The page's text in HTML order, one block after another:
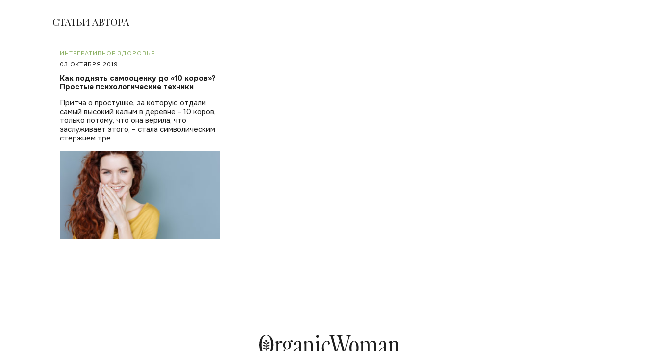
СТАТЬИ АВТОРА
ИНТЕГРАТИВНОЕ ЗДОРОВЬЕ
03 ОКТЯБРЯ 2019
Как поднять самооценку до «10 коров»?
Простые психологические техники
Притча о простушке, за которую отдали
самый высокий калым в деревне – 10 коров,
только потому, что она верила, что
заслуживает этого, – стала символическим
стержнем тре …